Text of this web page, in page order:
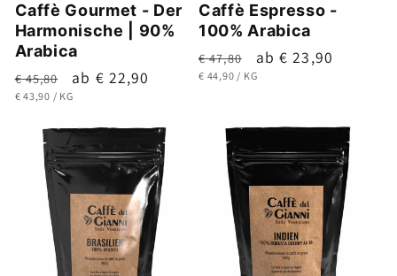
Caffè Gourmet - Der
Harmonische | 90%
Arabica
Normaler
Preis
€ 45,80 Verkaufspreis
ab € 22,90
GRUNDPREIS
€ 43,90 / PRO
KG
Caffè Espresso -
100% Arabica
Normaler
Preis
€ 47,80 Verkaufspreis
ab € 23,90
GRUNDPREIS
€ 44,90 / PRO
KG